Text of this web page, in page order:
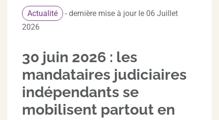
Actualité
- dernière mise à jour le 06 Juillet
2026
30 juin 2026 : les
mandataires judiciaires
indépendants se
mobilisent partout en